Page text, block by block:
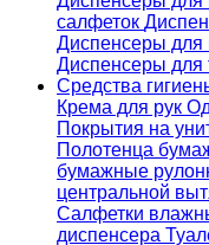
салфеток
Диспенсеры для
Диспенсеры для
Средства
Крема для рук
Покрытия на
Полотенца
бумажные
центральной
Салфетки
диспенсера